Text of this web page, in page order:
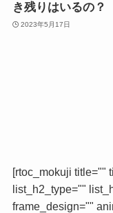
き残りはいるの？
2023年5月17日
[rtoc_mokuji title=""
list_h2_type=""
frame_design=""